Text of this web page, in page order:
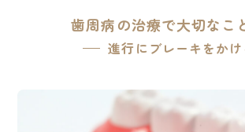
歯周病の治療で大切なこ
進行にブレーキをかけ